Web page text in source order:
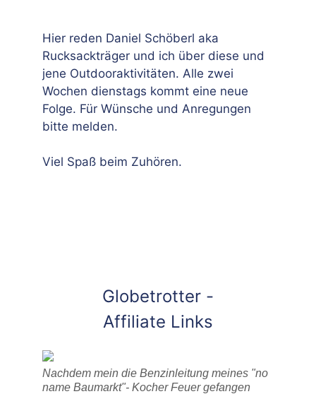
Hier reden Daniel Schöberl aka
Rucksackträger und ich über diese und
jene Outdooraktivitäten. Alle zwei
Wochen dienstags kommt eine neue
Folge. Für Wünsche und Anregungen
bitte melden.
Viel Spaß beim Zuhören.
Globetrotter -
Affiliate Links
Nachdem mein die Benzinleitung meines "no
name Baumarkt"- Kocher Feuer gefangen